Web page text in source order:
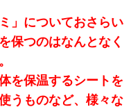
」についておさらい
保つのはなんとなく
を保温するシートを
うものなど、様々な